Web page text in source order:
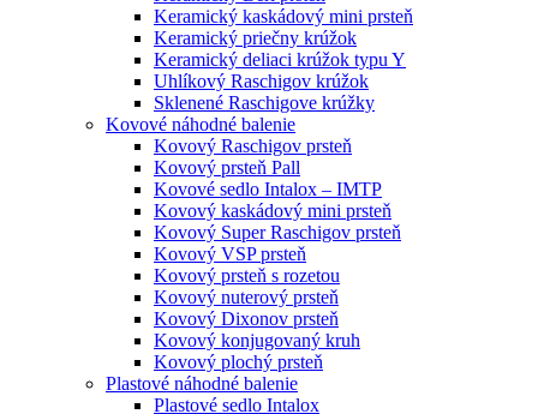
Keramický kaskádový mini prsteň
Keramický priečny krúžok
Keramický deliaci krúžok typu Y
Uhlíkový Raschigov krúžok
Sklenené Raschigove krúžky
Kovové náhodné balenie
Kovový Raschigov prsteň
Kovový prsteň Pall
Kovové sedlo Intalox – IMTP
Kovový kaskádový mini prsteň
Kovový Super Raschigov prsteň
Kovový VSP prsteň
Kovový prsteň s rozetou
Kovový nuterový prsteň
Kovový Dixonov prsteň
Kovový konjugovaný kruh
Kovový plochý prsteň
Plastové náhodné balenie
Plastové sedlo Intalox